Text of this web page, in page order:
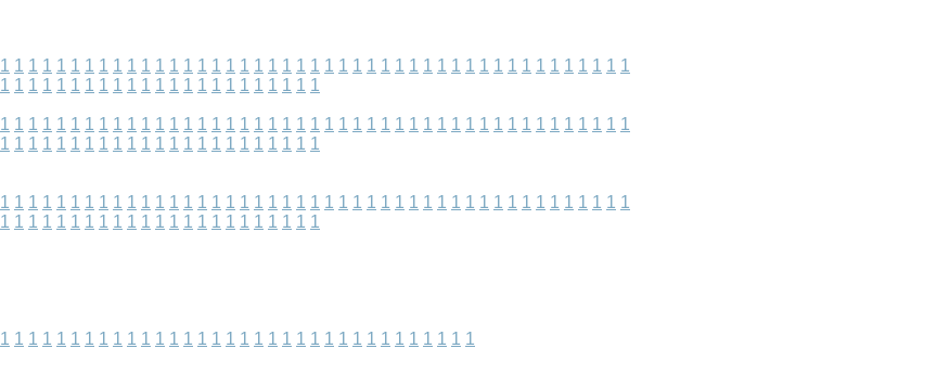
1 1 1 1 1 1 1 1 1 1 1 1 1 1 1 1 1 1 1 1 1 1 1 1 1 1 1 1 1 1 1 1 1 1 1 1 1 1 1 1 1 1 1 1 1
1 1 1 1 1 1 1 1 1 1 1 1 1 1 1 1 1 1 1 1 1 1 1
1 1 1 1 1 1 1 1 1 1 1 1 1 1 1 1 1 1 1 1 1 1 1 1 1 1 1 1 1 1 1 1 1 1 1 1 1 1 1 1 1 1 1 1 1
1 1 1 1 1 1 1 1 1 1 1 1 1 1 1 1 1 1 1 1 1 1 1
1 1 1 1 1 1 1 1 1 1 1 1 1 1 1 1 1 1 1 1 1 1 1 1 1 1 1 1 1 1 1 1 1 1 1 1 1 1 1 1 1 1 1 1 1
1 1 1 1 1 1 1 1 1 1 1 1 1 1 1 1 1 1 1 1 1 1 1
1 1 1 1 1 1 1 1 1 1 1 1 1 1 1 1 1 1 1 1 1 1 1 1 1 1 1 1 1 1 1 1 1 1